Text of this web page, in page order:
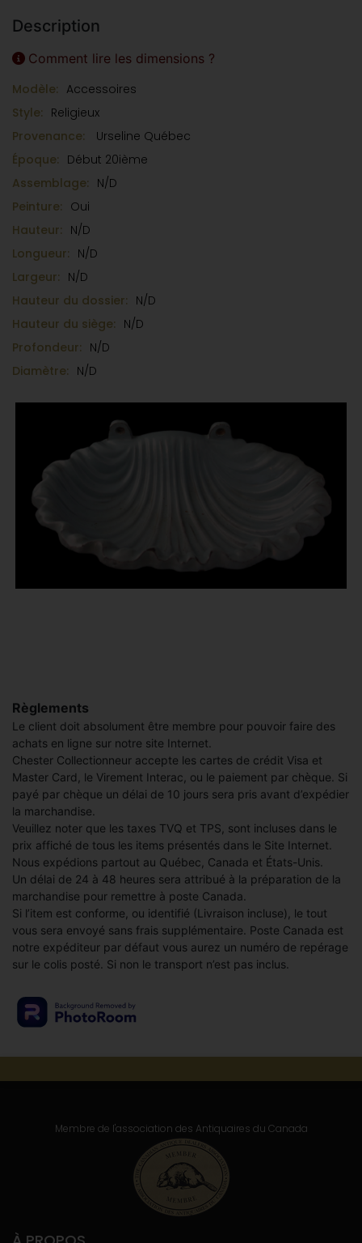
Description
Comment lire les dimensions ?
Modèle: Accessoires
Style: Religieux
Provenance:
Urseline Québec
Époque: Début 20ième
Assemblage: N/D
Peinture: Oui
Hauteur: N/D
Longueur: N/D
Largeur: N/D
Hauteur du dossier: N/D
Hauteur du siège: N/D
Profondeur: N/D
Diamètre: N/D
Règlements
Le client doit absolument être membre pour pouvoir faire des
achats en ligne sur notre site Internet.
Chester Collectionneur accepte les cartes de crédit Visa et
Master Card, le Virement Interac, ou le paiement par chèque. Si
payé par chèque un délai de 10 jours sera pris avant d’expédier
la marchandise.
Veuillez noter que les taxes TVQ et TPS, sont incluses dans le
prix affiché de tous les items présentés dans le Site Internet.
Nous expédions partout au Québec, Canada et États-Unis.
Un délai de 24 à 48 heures sera attribué à la préparation de la
marchandise pour remettre à poste Canada.
Si l’item est conforme, ou identifié (Livraison incluse), le tout
vous sera envoyé sans frais supplémentaire. Poste Canada est
notre expéditeur par défaut vous aurez un numéro de repérage
sur le colis posté. Si non le transport n’est pas inclus.
Membre de l'association des Antiquaires du Canada